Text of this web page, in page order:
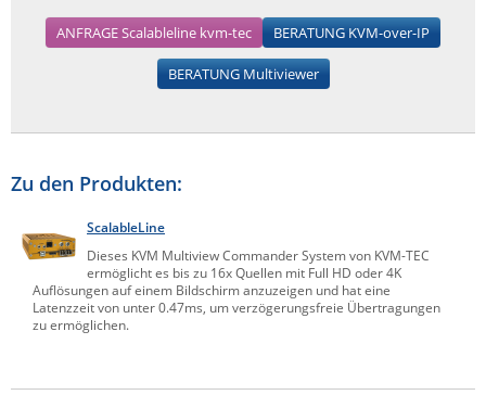
ANFRAGE Scalableline kvm-tec BERATUNG KVM-over-IP
BERATUNG Multiviewer
Zu den Produkten:
ScalableLine
Dieses KVM Multiview Commander System von KVM-TEC
ermöglicht es bis zu 16x Quellen mit Full HD oder 4K
Auflösungen auf einem Bildschirm anzuzeigen und hat eine
Latenzzeit von unter 0.47ms, um verzögerungsfreie Übertragungen
zu ermöglichen.